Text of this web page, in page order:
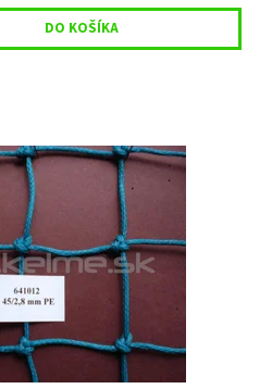
na tenisové kurty, skládky, ako
Materiál: Polyetylén Hrúbka: 2,8
Farba: zelená Uvedená...